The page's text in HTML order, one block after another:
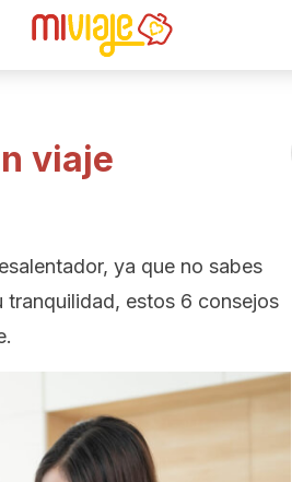
viaje
ya que no sabes
tranquilidad, estos 6 consejos